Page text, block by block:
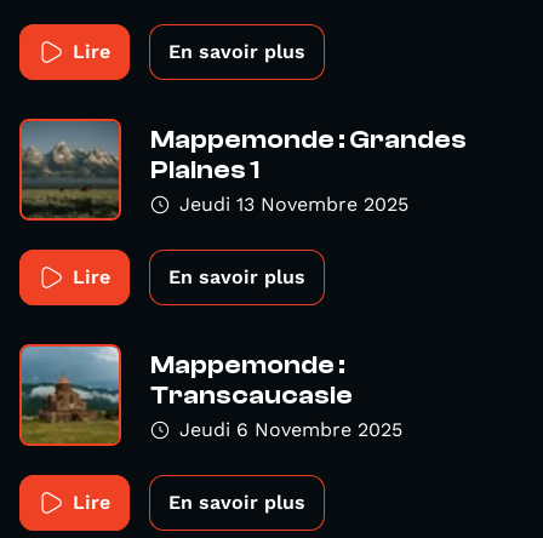
Lire En savoir plus
Mappemonde : Grandes
Plaines 1
Jeudi 13 Novembre 2025
Lire En savoir plus
Mappemonde :
Transcaucasie
Jeudi 6 Novembre 2025
Lire En savoir plus